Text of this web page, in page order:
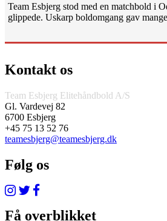
Team Esbjerg stod med en matchbold i
glippede. Uskarp boldomgang gav
Kontakt os
Team Esbjerg Elitehåndbold A/S
Gl. Vardevej 82
6700 Esbjerg
+45 75 13 52 76
teamesbjerg@teamesbjerg.dk
Følg os
Få overblikket